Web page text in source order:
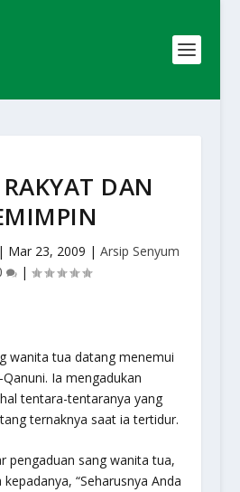
DAN
| Mar 23, 2009 |Arsip Senyum
|
wanita tua datang menemui
Ia mengadukan
tentara-tentaranya yang
ternaknya saat ia tertidur.
pengaduan sang wanita tua,
“Seharusnya Anda